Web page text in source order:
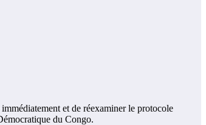
et de réexaminer le protocole
du Congo.